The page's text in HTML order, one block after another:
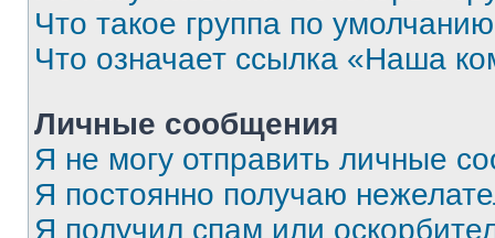
Что такое группа по
Что означает ссылка «Наша
Личные сообщения
Я не могу отправить личные
Я постоянно получаю
Я получил спам или